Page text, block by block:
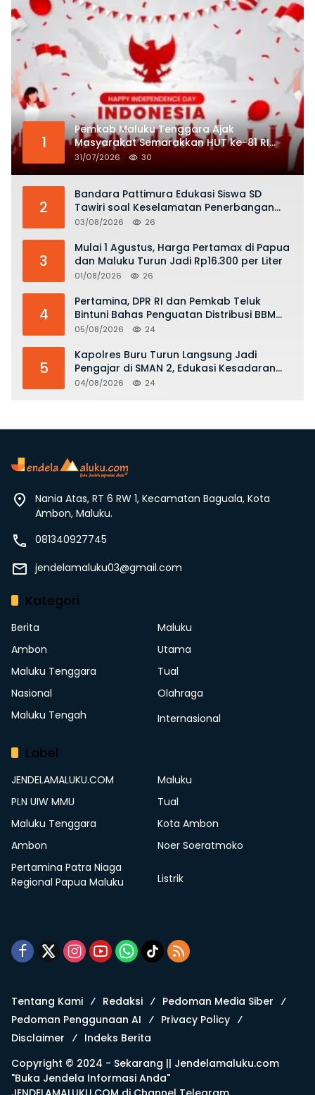
1
Pemkab Maluku Tenggara Ajak
Masyarakat Semarakkan HUT ke-81 RI
dengan Semangat Nasionalisme
31/07/2026 30
2
Bandara Pattimura Edukasi Siswa SD
Tawiri soal Keselamatan Penerbangan
dan Bahaya Bermain Layang-layang di
03/08/2026 26
3
Mulai 1 Agustus, Harga Pertamax di Papua
dan Maluku Turun Jadi Rp16.300 per Liter
01/08/2026 26
4
Pertamina, DPR RI dan Pemkab Teluk
Bintuni Bahas Penguatan Distribusi BBM
dan LPG
05/08/2026 24
5
Kapolres Buru Turun Langsung Jadi
Pengajar di SMAN 2, Edukasi Kesadaran
Hukum dan Stop Kekerasan
04/08/2026 24
Nania Atas, RT 6 RW 1, Kecamatan Baguala, Kota
Ambon, Maluku.
081340927745
jendelamaluku03@gmail.com
Kategori
Berita
Maluku
Ambon
Utama
Maluku Tenggara
Tual
Nasional
Olahraga
Maluku Tengah
Internasional
Label
JENDELAMALUKU.COM
Maluku
PLN UIW MMU
Tual
Maluku Tenggara
Kota Ambon
Ambon
Noer Soeratmoko
Pertamina Patra Niaga
Regional Papua Maluku
Listrik
Tentang Kami Redaksi
Pedoman Media Siber
Pedoman Penggunaan AI
Privacy Policy
Disclaimer
Indeks Berita
Copyright © 2024 - Sekarang || Jendelamaluku.com
"Buka Jendela Informasi Anda"